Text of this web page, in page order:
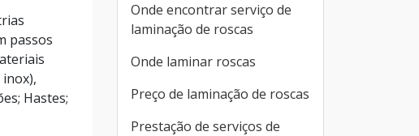
passos
inox),
Hastes;
Onde encontrar serviço de
laminação de roscas
Onde laminar roscas
Preço de laminação de roscas
Prestação de serviços de